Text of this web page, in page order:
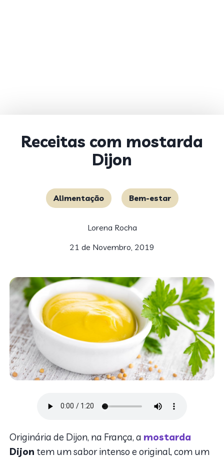
Receitas com mostarda
Dijon
Alimentação Bem-estar
Lorena Rocha
21 de Novembro, 2019
Originária de Dijon, na França, a mostarda
Dijon tem um sabor intenso e original, com um